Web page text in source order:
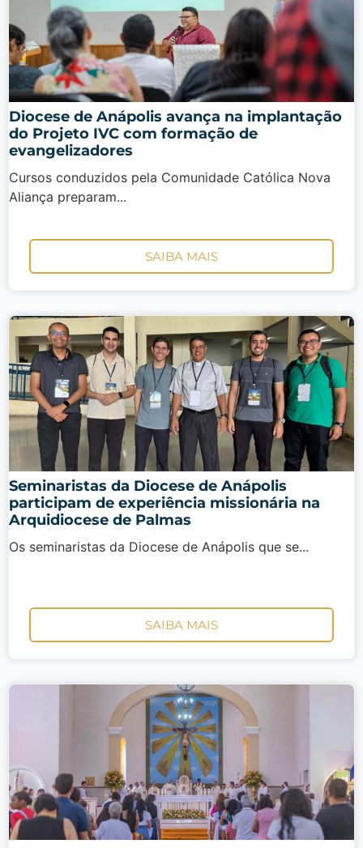
Diocese de Anápolis avança na implantação
do Projeto IVC com formação de
evangelizadores
Cursos conduzidos pela Comunidade Católica Nova
Aliança preparam...
SAIBA MAIS
Seminaristas da Diocese de Anápolis
participam de experiência missionária na
Arquidiocese de Palmas
Os seminaristas da Diocese de Anápolis que se...
SAIBA MAIS